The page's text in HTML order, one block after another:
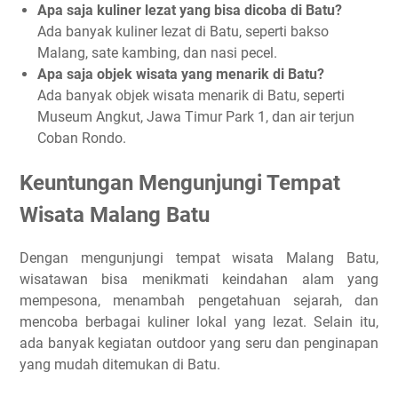
Apa saja kuliner lezat yang bisa dicoba di Batu?
Ada banyak kuliner lezat di Batu, seperti bakso
Malang, sate kambing, dan nasi pecel.
Apa saja objek wisata yang menarik di Batu?
Ada banyak objek wisata menarik di Batu, seperti
Museum Angkut, Jawa Timur Park 1, dan air terjun
Coban Rondo.
Keuntungan Mengunjungi Tempat
Wisata Malang Batu
Dengan mengunjungi tempat wisata Malang Batu,
wisatawan bisa menikmati keindahan alam yang
mempesona, menambah pengetahuan sejarah, dan
mencoba berbagai kuliner lokal yang lezat. Selain itu,
ada banyak kegiatan outdoor yang seru dan penginapan
yang mudah ditemukan di Batu.